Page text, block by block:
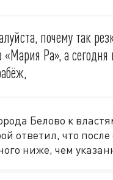
почему так
Ра», а
Белово к
ответил, что
ниже, чем